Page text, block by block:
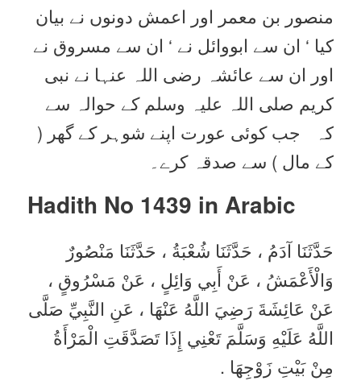
منصور بن معمر اور اعمش دونوں نے بیان
کیا ‘ ان سے ابووائل نے ‘ ان سے مسروق نے
اور ان سے عائشہ رضی اللہ عنہا نے نبی
کریم صلی اللہ علیہ وسلم کے حوالہ سے
کہ جب کوئی عورت اپنے شوہر کے گھر (
کے مال ) سے صدقہ کرے۔
Hadith No 1439 in Arabic
حَدَّثَنَا آدَمُ ، حَدَّثَنَا شُعْبَةُ ، حَدَّثَنَا مَنْصُورٌ
وَالْأَعْمَشُ ، عَنْ أَبِي وَائِلٍ ، عَنْ مَسْرُوقٍ ،
عَنْ عَائِشَةَ رَضِيَ اللَّهُ عَنْهَا ، عَنِ النَّبِيِّ صَلَّى
اللَّهُ عَلَيْهِ وَسَلَّمَ تَعْنِي إِذَا تَصَدَّقَتِ الْمَرْأَةُ
مِنْ بَيْتِ زَوْجِهَا .